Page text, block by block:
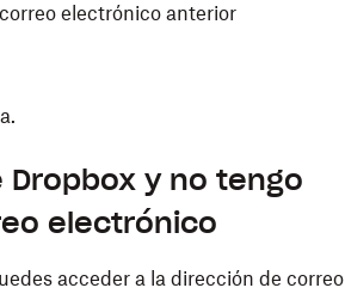
electrónico anterior
y no tengo
electrónico
acceder a la dirección de correo